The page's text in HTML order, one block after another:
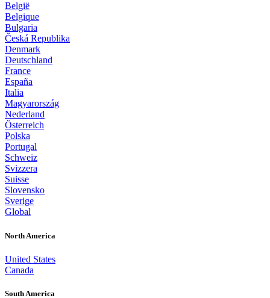
België
Belgique
Bulgaria
Česká Republika
Denmark
Deutschland
France
España
Italia
Magyarország
Nederland
Österreich
Polska
Portugal
Schweiz
Svizzera
Suisse
Slovensko
Sverige
Global
North America
United States
Canada
South America